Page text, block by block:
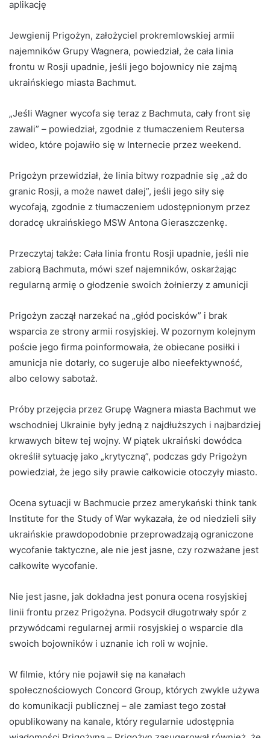
aplikację
Jewgienij Prigożyn, założyciel prokremlowskiej armii
najemników Grupy Wagnera, powiedział, że cała linia
frontu w Rosji upadnie, jeśli jego bojownicy nie zajmą
ukraińskiego miasta Bachmut.
„Jeśli Wagner wycofa się teraz z Bachmuta, cały front się
zawali” – powiedział, zgodnie z tłumaczeniem Reutersa
wideo, które pojawiło się w Internecie przez weekend.
Prigożyn przewidział, że linia bitwy rozpadnie się „aż do
granic Rosji, a może nawet dalej”, jeśli jego siły się
wycofają, zgodnie z tłumaczeniem udostępnionym przez
doradcę ukraińskiego MSW Antona Gieraszczenkę.
Przeczytaj także: Cała linia frontu Rosji upadnie, jeśli nie
zabiorą Bachmuta, mówi szef najemników, oskarżając
regularną armię o głodzenie swoich żołnierzy z amunicji
Prigożyn zaczął narzekać na „głód pocisków” i brak
wsparcia ze strony armii rosyjskiej. W pozornym kolejnym
poście jego firma poinformowała, że ​​obiecane posiłki i
amunicja nie dotarły, co sugeruje albo nieefektywność,
albo celowy sabotaż.
Próby przejęcia przez Grupę Wagnera miasta Bachmut we
wschodniej Ukrainie były jedną z najdłuższych i najbardziej
krwawych bitew tej wojny. W piątek ukraiński dowódca
określił sytuację jako „krytyczną”, podczas gdy Prigożyn
powiedział, że jego siły prawie całkowicie otoczyły miasto.
Ocena sytuacji w Bachmucie przez amerykański think tank
Institute for the Study of War wykazała, że ​​od niedzieli siły
ukraińskie prawdopodobnie przeprowadzają ograniczone
wycofanie taktyczne, ale nie jest jasne, czy rozważane jest
całkowite wycofanie.
Nie jest jasne, jak dokładna jest ponura ocena rosyjskiej
linii frontu przez Prigożyna. Podsycił długotrwały spór z
przywódcami regularnej armii rosyjskiej o wsparcie dla
swoich bojowników i uznanie ich roli w wojnie.
W filmie, który nie pojawił się na kanałach
społecznościowych Concord Group, których zwykle używa
do komunikacji publicznej – ale zamiast tego został
opublikowany na kanale, który regularnie udostępnia